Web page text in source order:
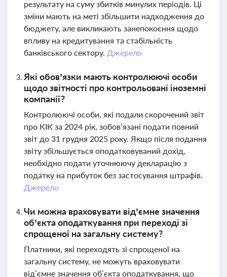
результату на суму збитків минулих періодів. Ці
зміни мають на меті збільшити надходження до
бюджету, але викликають занепокоєння щодо
впливу на кредитування та стабільність
банківського сектору. Джерело
Які обов’язки мають контролюючі особи
щодо звітності про контрольовані іноземні
компанії?
Контролюючі особи, які подали скорочений звіт
про КІК за 2024 рік, зобов’язані подати повний
звіт до 31 грудня 2025 року. Якщо після подання
звіту збільшується оподатковуваний дохід,
необхідно подати уточнюючу декларацію з
податку на прибуток без застосування штрафів.
Джерело
Чи можна враховувати від’ємне значення
об’єкта оподаткування при переході зі
спрощеної на загальну систему?
Платники, які переходять зі спрощеної на
загальну систему, не можуть враховувати
від’ємне значення об’єкта оподаткування, що